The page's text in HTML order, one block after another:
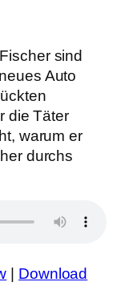
sind
Auto
die Täter
warum er
durchs
Download